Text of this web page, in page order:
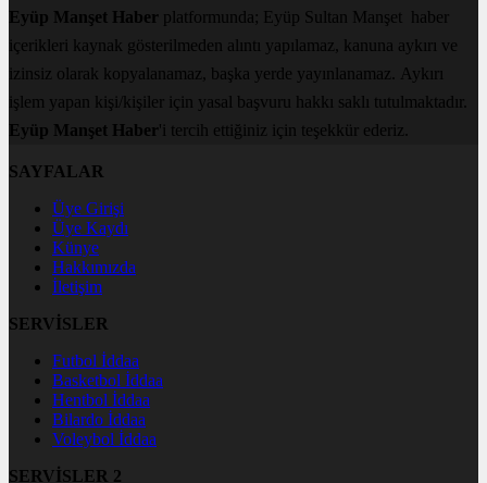
Eyüp Manşet Haber platformunda; Eyüp Sultan Manşet haber
içerikleri kaynak gösterilmeden alıntı yapılamaz, kanuna aykırı ve
izinsiz olarak kopyalanamaz, başka yerde yayınlanamaz. Aykırı
işlem yapan kişi/kişiler için yasal başvuru hakkı saklı tutulmaktadır.
Eyüp Manşet Haber'i tercih ettiğiniz için teşekkür ederiz.
SAYFALAR
Üye Girişi
Üye Kaydı
Künye
Hakkımızda
İletişim
SERVİSLER
Futbol İddaa
Basketbol İddaa
Hentbol İddaa
Bilardo İddaa
Voleybol İddaa
SERVİSLER 2